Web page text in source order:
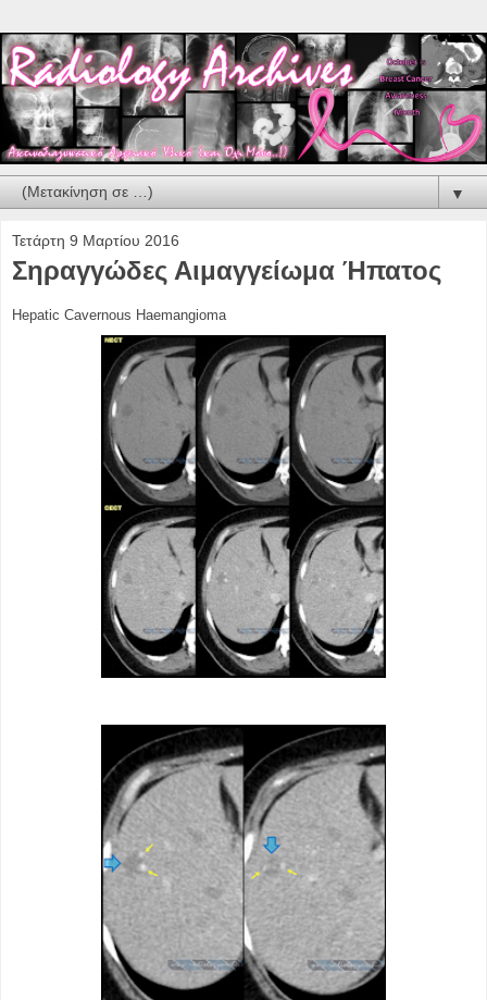
▼
Τετάρτη 9 Μαρτίου 2016
Σηραγγώδες Αιμαγγείωμα Ήπατος
Hepatic Cavernous Haemangioma